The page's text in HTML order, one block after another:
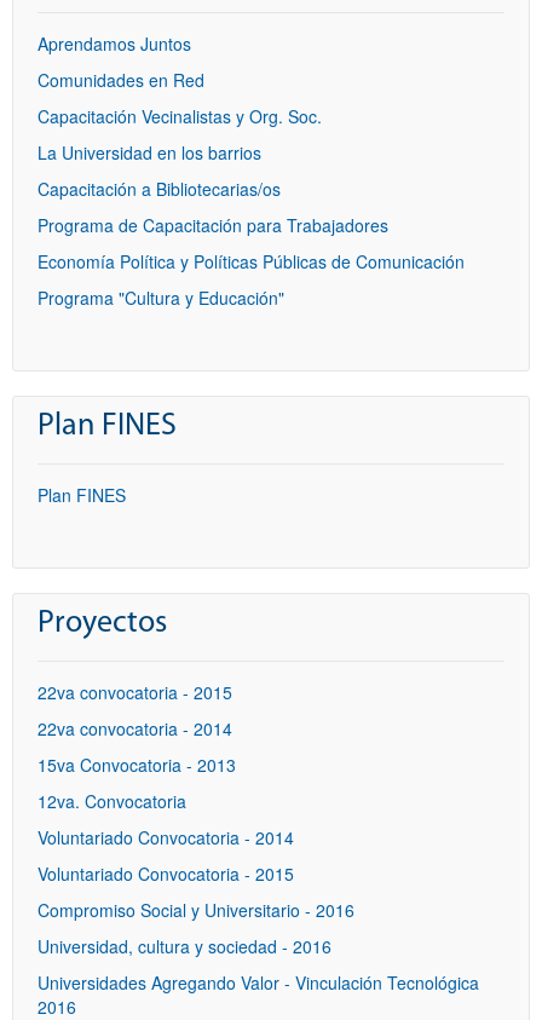
Aprendamos Juntos
Comunidades en Red
Capacitación Vecinalistas y Org. Soc.
La Universidad en los barrios
Capacitación a Bibliotecarias/os
Programa de Capacitación para Trabajadores
Economía Política y Políticas Públicas de Comunicación
Programa "Cultura y Educación"
Plan FINES
Plan FINES
Proyectos
22va convocatoria - 2015
22va convocatoria - 2014
15va Convocatoria - 2013
12va. Convocatoria
Voluntariado Convocatoria - 2014
Voluntariado Convocatoria - 2015
Compromiso Social y Universitario - 2016
Universidad, cultura y sociedad - 2016
Universidades Agregando Valor - Vinculación Tecnológica
2016